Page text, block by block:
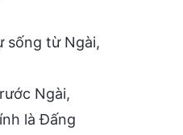
sống từ Ngài,
Ngài,
là Đấng